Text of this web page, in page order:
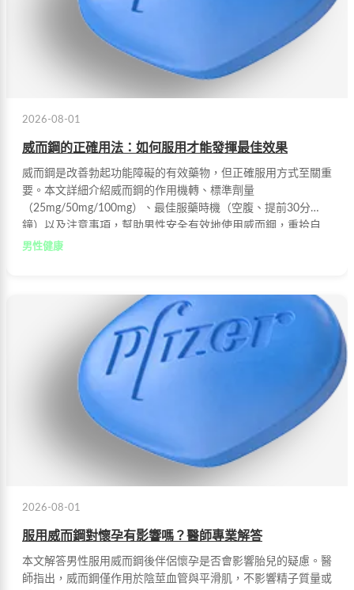
2026-08-01
威而鋼的正確用法：如何服用才能發揮最佳效果
威而鋼是改善勃起功能障礙的有效藥物，但正確服用方式至關重
要。本文詳細介紹威而鋼的作用機轉、標準劑量
（25mg/50mg/100mg）、最佳服藥時機（空腹、提前30分
鐘）以及注意事項，幫助男性安全有效地使用威而鋼，重拾自
信。
男性健康
2026-08-01
服用威而鋼對懷孕有影響嗎？醫師專業解答
本文解答男性服用威而鋼後伴侶懷孕是否會影響胎兒的疑慮。醫
師指出，威而鋼僅作用於陰莖血管與平滑肌，不影響精子質量或